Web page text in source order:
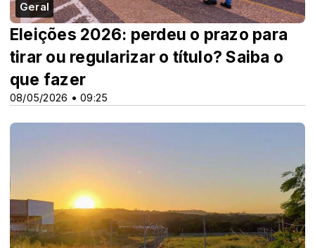
Geral
08/05/2026 • 09:25
Eleições 2026: perdeu o prazo para
tirar ou regularizar o título? Saiba o
que fazer